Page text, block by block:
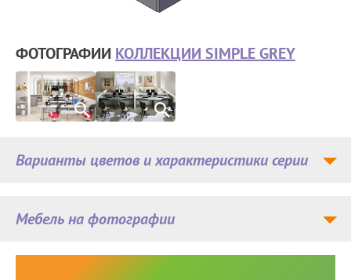
ФОТОГРАФИИ КОЛЛЕКЦИИ SIMPLE GREY
Мебель на фотографии
Варианты цветов и характеристики серии